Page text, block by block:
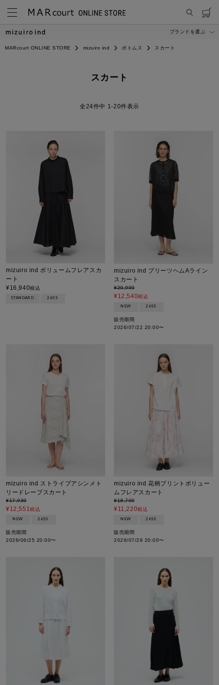
ブランドを選ぶ
MARcourt ONLINE STORE mizuiro ind ボトムス スカート
スカート
24件中 1-20件表示
mizuiro ind ボリュームフレアスカ
ート
¥16,940税込
STANDARD 26SS
mizuiro ind プリーツヘムAライン
スカート
¥20,900
¥12,540税込
NEW 26SS
販売期間
2026/07/22 20:00〜
mizuiro ind ストライプアシンメト
リードレープスカート
¥17,930
¥12,551税込
NEW 26SS
販売期間
2026/06/25 20:00〜
mizuiro ind 花柄プリントボリュー
ムフレアスカート
¥18,700
¥11,220税込
NEW 26SS
販売期間
2026/07/29 20:00〜